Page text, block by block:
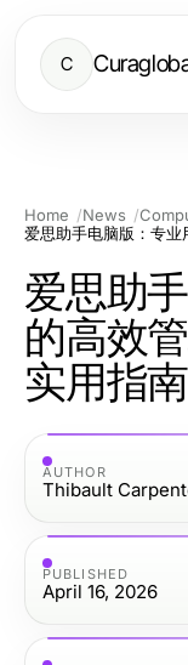
C
Home News
爱思助
的高效
实用指南
AUTHOR
Thibault
PUBLISHED
April 16, 2026